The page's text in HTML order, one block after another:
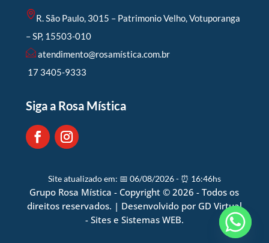
R. São Paulo, 3015 – Patrimonio Velho, Votuporanga
– SP, 15503-010
atendimento@rosamística.com.br
17 3405-9333
Siga a Rosa Mística
Site atualizado em: 📅 06/08/2026- ⏰ 16:46hs
Grupo Rosa Mística - Copyright © 2026 - Todos os
direitos reservados. | Desenvolvido por GD Virtual
- Sites e Sistemas WEB.